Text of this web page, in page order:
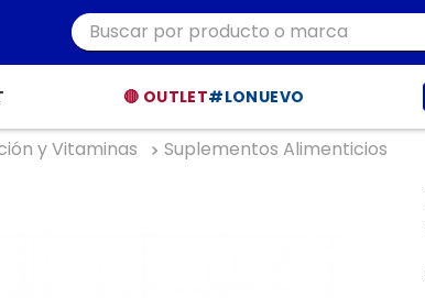
Buscar por producto o marca
🔴 OUTLET#LONUEVO
y Vitaminas Suplementos Alimenticios
MÁS BUSCADOS